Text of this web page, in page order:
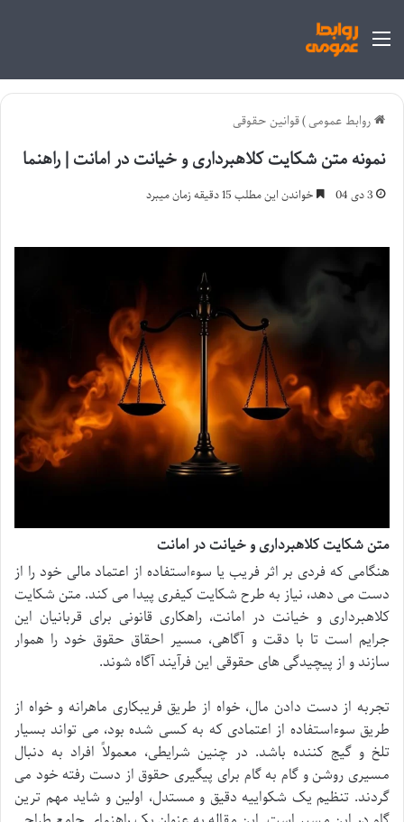
منو
روابط عمومی)قوانین حقوقی
نمونه متن شکایت کلاهبرداری و خیانت در امانت | راهنما
3 دی 04 خواندن این مطلب 15 دقیقه زمان میبرد
متن شکایت کلاهبرداری و خیانت در امانت
هنگامی که فردی بر اثر فریب یا سوءاستفاده از اعتماد مالی خود را از
دست می دهد، نیاز به طرح شکایت کیفری پیدا می کند. متن شکایت
کلاهبرداری و خیانت در امانت، راهکاری قانونی برای قربانیان این
جرایم است تا با دقت و آگاهی، مسیر احقاق حقوق خود را هموار
سازند و از پیچیدگی های حقوقی این فرآیند آگاه شوند.
تجربه از دست دادن مال، خواه از طریق فریبکاری ماهرانه و خواه از
طریق سوءاستفاده از اعتمادی که به کسی شده بود، می تواند بسیار
تلخ و گیج کننده باشد. در چنین شرایطی، معمولاً افراد به دنبال
مسیری روشن و گام به گام برای پیگیری حقوق از دست رفته خود می
گردند. تنظیم یک شکواییه دقیق و مستدل، اولین و شاید مهم ترین